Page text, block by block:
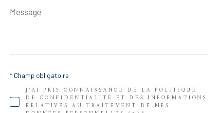
Message
*
J'AI PRIS CONNAISSANCE DE LA POLITIQUE
DE CONFIDENTIALITÉ ET DES INFORMATIONS
RELATIVES AU TRAITEMENT DE MES
* Champ obligatoire